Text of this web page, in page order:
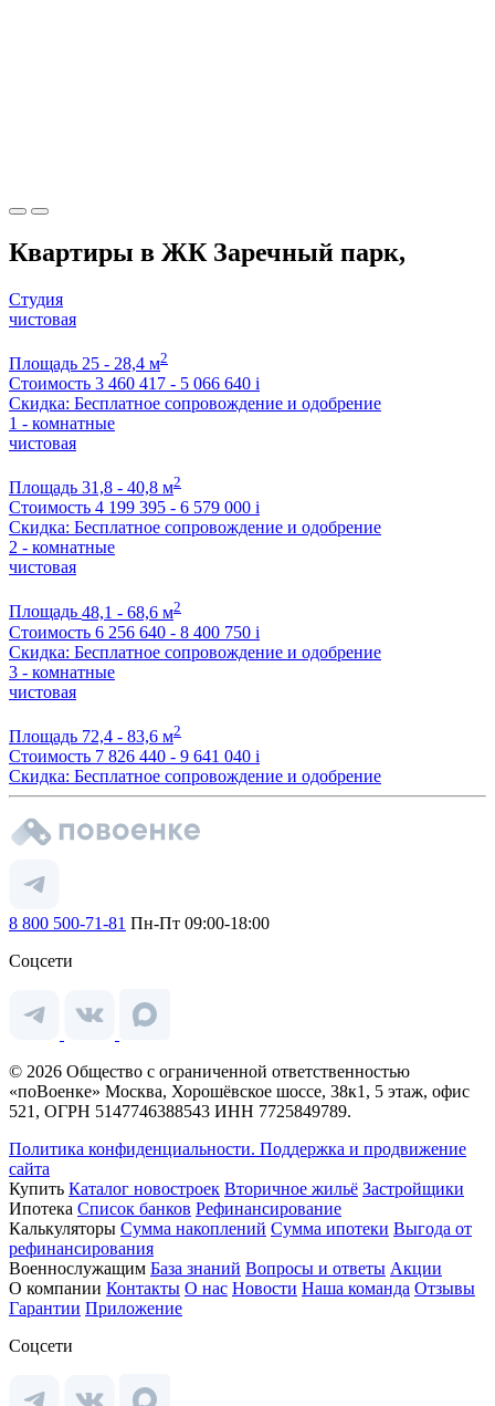
Квартиры в ЖК Заречный парк,
Студия
чистовая
Площадь 25 - 28,4 м2
Стоимость 3 460 417 - 5 066 640 i
Скидка: Бесплатное сопровождение и одобрение
1 - комнатные
чистовая
Площадь 31,8 - 40,8 м2
Стоимость 4 199 395 - 6 579 000 i
Скидка: Бесплатное сопровождение и одобрение
2 - комнатные
чистовая
Площадь 48,1 - 68,6 м2
Стоимость 6 256 640 - 8 400 750 i
Скидка: Бесплатное сопровождение и одобрение
3 - комнатные
чистовая
Площадь 72,4 - 83,6 м2
Стоимость 7 826 440 - 9 641 040 i
Скидка: Бесплатное сопровождение и одобрение
8 800 500-71-81 Пн-Пт 09:00-18:00
Соцсети
© 2026 Общество с ограниченной ответственностью
«поВоенке» Москва, Хорошёвское шоссе, 38к1, 5 этаж, офис
521, ОГРН 5147746388543 ИНН 7725849789.
Политика конфиденциальности. Поддержка и продвижение
сайта
Купить Каталог новостроек Вторичное жильё Застройщики
Ипотека Список банков Рефинансирование
Калькуляторы Сумма накоплений Сумма ипотеки Выгода от
рефинансирования
Военнослужащим База знаний Вопросы и ответы Акции
О компании Контакты О нас Новости Наша команда Отзывы
Гарантии Приложение
Соцсети